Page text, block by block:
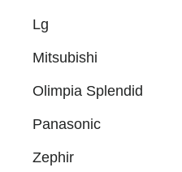
Lg
Mitsubishi
Olimpia Splendid
Panasonic
Zephir